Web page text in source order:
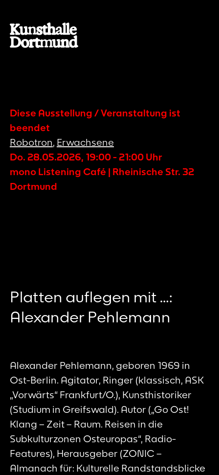
Diese Ausstellung / Veranstaltung ist
beendet
Robotron, Erwachsene
Do. 28.05.2026, 19:00- 21:00 Uhr
mono Listening Café | Rheinische Str. 32
Dortmund
Platten auflegen mit …:
Alexander Pehlemann
Alexander Pehlemann, geboren 1969 in
Ost-Berlin. Agitator, Ringer (klassisch, ASK
„Vorwärts“ Frankfurt/O.), Kunsthistoriker
(Studium in Greifswald). Autor („Go Ost!
Klang – Zeit – Raum. Reisen in die
Subkulturzonen Osteuropas“, Radio-
Features), Herausgeber (ZONIC –
Almanach für: Kulturelle Randstandsblicke